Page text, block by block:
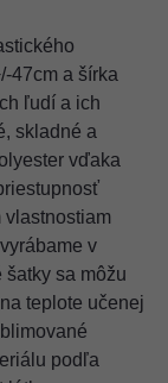
47cm a šírka
ľudí a ich
skladné a
vďaka
vlastnostiam
v
sa môžu
teplote učenej
podľa